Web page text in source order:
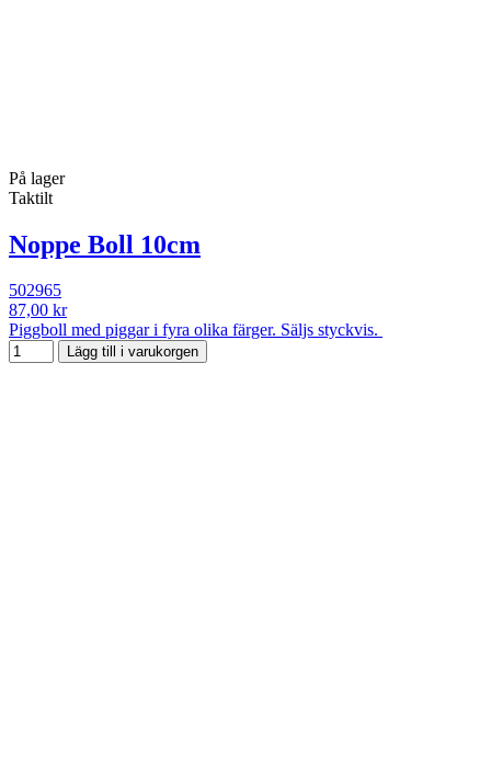
På lager
Taktilt
Noppe Boll 10cm
502965
87,00 kr
Piggboll med piggar i fyra olika färger. Säljs styckvis.
Lägg till i varukorgen